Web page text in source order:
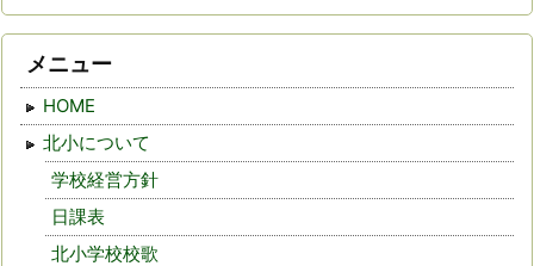
メニュー
HOME
北小について
学校経営方針
日課表
北小学校校歌